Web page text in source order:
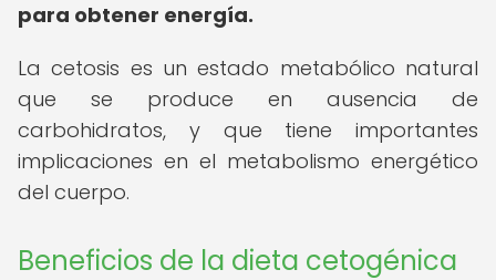
para obtener energía.
La cetosis es un estado metabólico natural
que se produce en ausencia de
carbohidratos, y que tiene importantes
implicaciones en el metabolismo energético
del cuerpo.
Beneficios de la dieta cetogénica